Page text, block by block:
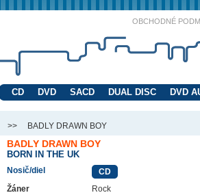
OBCHODNÉ
CD DVD SACD DUAL DISC DVD
>> BADLY DRAWN BOY
BADLY DRAWN BOY
BORN IN THE UK
Nosič/diel
CD
Žáner
Rock